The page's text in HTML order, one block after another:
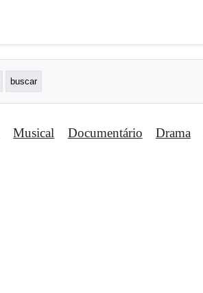
Musical Documentário Drama